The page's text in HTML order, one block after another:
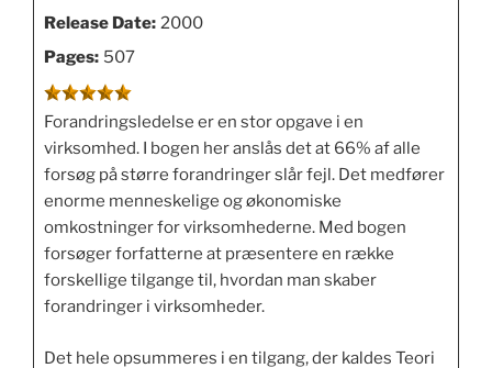
Release Date: 2000
Pages: 507
Forandringsledelse er en stor opgave i en
virksomhed. I bogen her anslås det at 66% af alle
forsøg på større forandringer slår fejl. Det medfører
enorme menneskelige og økonomiske
omkostninger for virksomhederne. Med bogen
forsøger forfatterne at præsentere en række
forskellige tilgange til, hvordan man skaber
forandringer i virksomheder.
Det hele opsummeres i en tilgang, der kaldes Teori